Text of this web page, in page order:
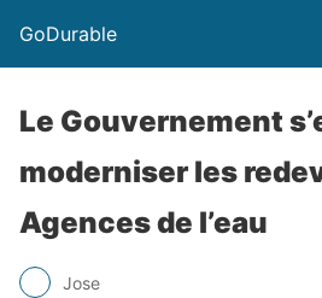
GoDurable
Le Gouvernement
moderniser les
Agences de l’eau
Jose